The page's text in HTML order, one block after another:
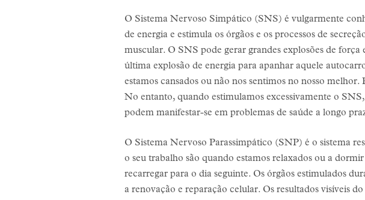
O Sistema Nervoso Simpático (SNS) é vulgarmente
de energia e estimula os órgãos e os processos de
muscular. O SNS pode gerar grandes explosões de
última explosão de energia para apanhar aquele
estamos cansados ou não nos sentimos no nosso
No entanto, quando estimulamos excessivamente o
podem manifestar-se em problemas de saúde a longo
O Sistema Nervoso Parassimpático (SNP) é o sistema
o seu trabalho são quando estamos relaxados ou a
recarregar para o dia seguinte. Os órgãos estimulados
a renovação e reparação celular. Os resultados visíveis